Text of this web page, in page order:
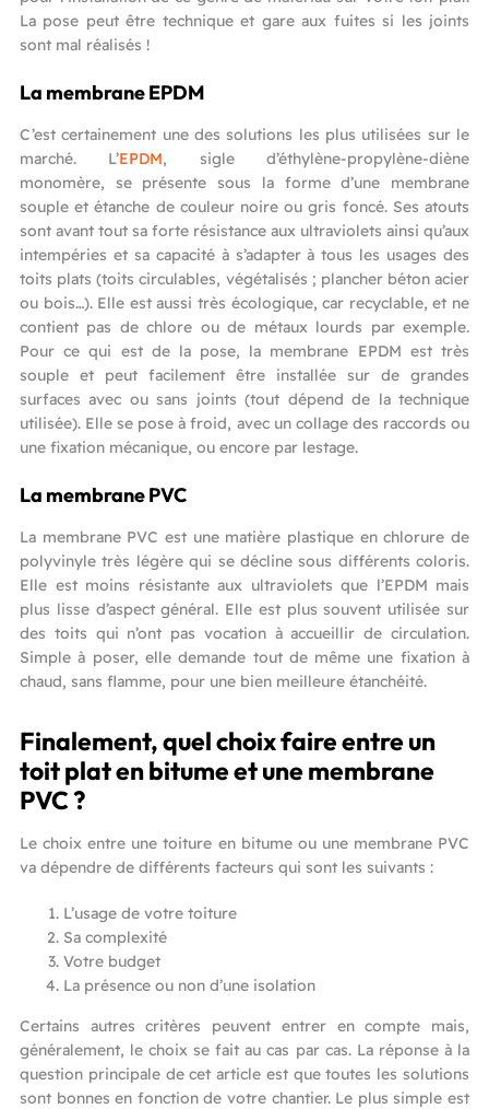
La pose peut être technique et gare aux fuites si les joints
sont mal réalisés !
La membrane EPDM
C’est certainement une des solutions les plus utilisées sur le
marché. L’EPDM, sigle d’éthylène-propylène-diène
monomère, se présente sous la forme d’une membrane
souple et étanche de couleur noire ou gris foncé. Ses atouts
sont avant tout sa forte résistance aux ultraviolets ainsi qu’aux
intempéries et sa capacité à s’adapter à tous les usages des
toits plats (toits circulables, végétalisés ; plancher béton acier
ou bois…). Elle est aussi très écologique, car recyclable, et ne
contient pas de chlore ou de métaux lourds par exemple.
Pour ce qui est de la pose, la membrane EPDM est très
souple et peut facilement être installée sur de grandes
surfaces avec ou sans joints (tout dépend de la technique
utilisée). Elle se pose à froid, avec un collage des raccords ou
une fixation mécanique, ou encore par lestage.
La membrane PVC
La membrane PVC est une matière plastique en chlorure de
polyvinyle très légère qui se décline sous différents coloris.
Elle est moins résistante aux ultraviolets que l’EPDM mais
plus lisse d’aspect général. Elle est plus souvent utilisée sur
des toits qui n’ont pas vocation à accueillir de circulation.
Simple à poser, elle demande tout de même une fixation à
chaud, sans flamme, pour une bien meilleure étanchéité.
Finalement, quel choix faire entre un
toit plat en bitume et une membrane
PVC ?
Le choix entre une toiture en bitume ou une membrane PVC
va dépendre de différents facteurs qui sont les suivants :
L’usage de votre toiture
Sa complexité
Votre budget
La présence ou non d’une isolation
Certains autres critères peuvent entrer en compte mais,
généralement, le choix se fait au cas par cas. La réponse à la
question principale de cet article est que toutes les solutions
sont bonnes en fonction de votre chantier. Le plus simple est